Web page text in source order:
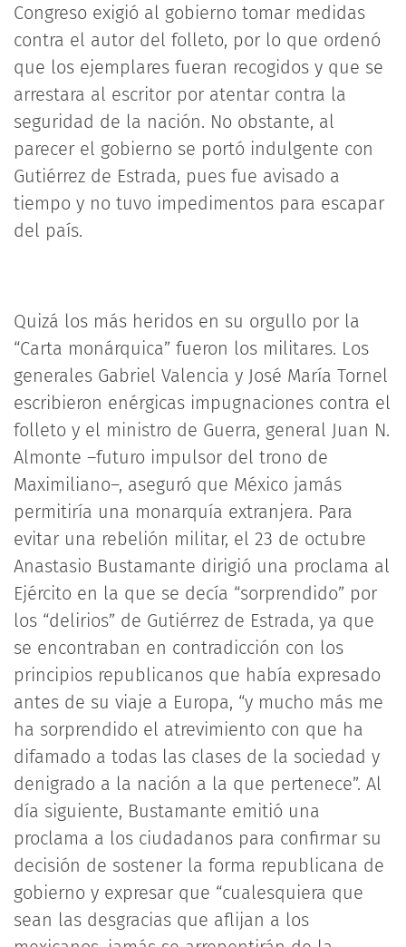
Congreso exigió al gobierno tomar medidas
contra el autor del folleto, por lo que ordenó
que los ejemplares fueran recogidos y que se
arrestara al escritor por atentar contra la
seguridad de la nación. No obstante, al
parecer el gobierno se portó indulgente con
Gutiérrez de Estrada, pues fue avisado a
tiempo y no tuvo impedimentos para escapar
del país.
Quizá los más heridos en su orgullo por la
“Carta monárquica” fueron los militares. Los
generales Gabriel Valencia y José María Tornel
escribieron enérgicas impugnaciones contra el
folleto y el ministro de Guerra, general Juan N.
Almonte –futuro impulsor del trono de
Maximiliano–, aseguró que México jamás
permitiría una monarquía extranjera. Para
evitar una rebelión militar, el 23 de octubre
Anastasio Bustamante dirigió una proclama al
Ejército en la que se decía “sorprendido” por
los “delirios” de Gutiérrez de Estrada, ya que
se encontraban en contradicción con los
principios republicanos que había expresado
antes de su viaje a Europa, “y mucho más me
ha sorprendido el atrevimiento con que ha
difamado a todas las clases de la sociedad y
denigrado a la nación a la que pertenece”. Al
día siguiente, Bustamante emitió una
proclama a los ciudadanos para confirmar su
decisión de sostener la forma republicana de
gobierno y expresar que “cualesquiera que
sean las desgracias que aflijan a los